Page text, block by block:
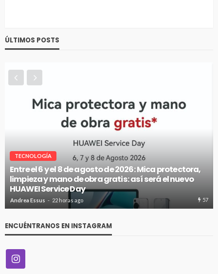
ÚLTIMOS POSTS
TECNOLOGÍA
Entre el 6 y el 8 de agosto de 2026: Mica protectora,
limpieza y mano de obra gratis: así será el nuevo
HUAWEI Service Day
Andrea Essus 22 horas ago 57
ENCUÉNTRANOS EN INSTAGRAM